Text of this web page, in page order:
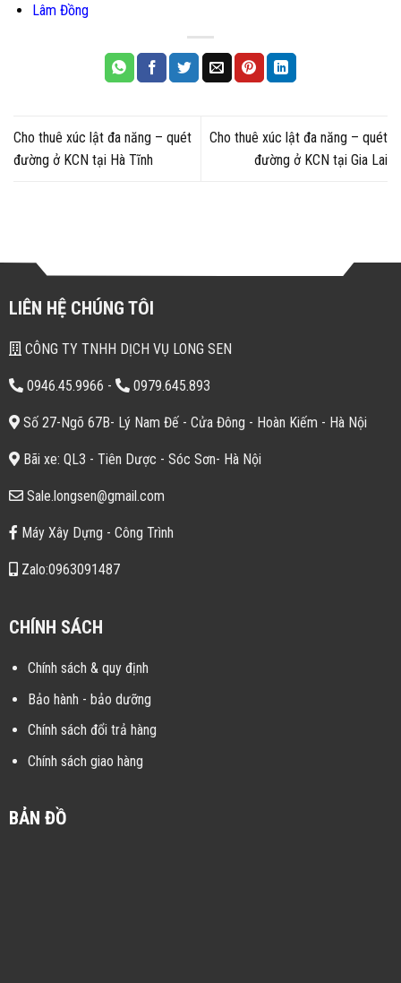
Lâm Đồng
Cho thuê xúc lật đa năng – quét
đường ở KCN tại Hà Tĩnh
Cho thuê xúc lật đa năng – quét
đường ở KCN tại Gia Lai
LIÊN HỆ CHÚNG TÔI
CÔNG TY TNHH DỊCH VỤ LONG SEN
0946.45.9966 - 0979.645.893
Số 27-Ngõ 67B- Lý Nam Đế - Cửa Đông - Hoàn Kiếm - Hà Nội
Bãi xe: QL3 - Tiên Dược - Sóc Sơn- Hà Nội
Sale.longsen@gmail.com
Máy Xây Dựng - Công Trình
Zalo:0963091487
CHÍNH SÁCH
Chính sách & quy định
Bảo hành - bảo dưỡng
Chính sách đổi trả hàng
Chính sách giao hàng
BẢN ĐỒ